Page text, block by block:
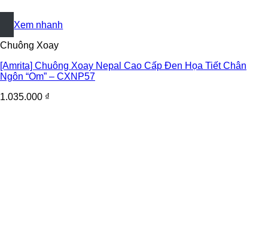
+
Xem nhanh
Chuông Xoay
[Amrita] Chuông Xoay Nepal Cao Cấp Đen Họa Tiết Chân
Ngôn “Om” – CXNP57
1.035.000 ₫